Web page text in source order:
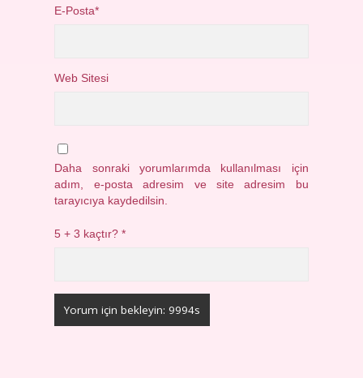
E-Posta*
Web Sitesi
Daha sonraki yorumlarımda kullanılması için
adım, e-posta adresim ve site adresim bu
tarayıcıya kaydedilsin.
5 + 3 kaçtır?*